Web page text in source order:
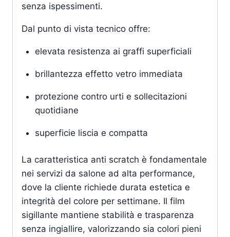
senza ispessimenti.
Dal punto di vista tecnico offre:
elevata resistenza ai graffi superficiali
brillantezza effetto vetro immediata
protezione contro urti e sollecitazioni
quotidiane
superficie liscia e compatta
La caratteristica anti scratch è fondamentale
nei servizi da salone ad alta performance,
dove la cliente richiede durata estetica e
integrità del colore per settimane. Il film
sigillante mantiene stabilità e trasparenza
senza ingiallire, valorizzando sia colori pieni